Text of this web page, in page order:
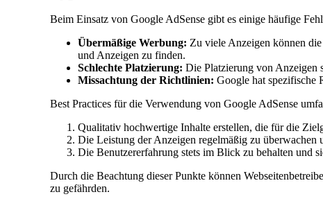
Beim Einsatz von Google AdSense gibt es einige häufige
Übermäßige Werbung: Zu viele Anzeigen können
und Anzeigen zu finden.
Schlechte Platzierung: Die Platzierung von Anzeigen
Missachtung der Richtlinien: Google hat spezifische
Best Practices für die Verwendung von Google AdSense
Qualitativ hochwertige Inhalte erstellen, die für die
Die Leistung der Anzeigen regelmäßig zu überwachen
Die Benutzererfahrung stets im Blick zu behalten und
Durch die Beachtung dieser Punkte können
zu gefährden.